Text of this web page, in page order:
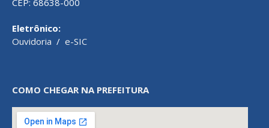
CEP: 68638-000
Eletrônico:
Ouvidoria / e-SIC
COMO CHEGAR NA PREFEITURA